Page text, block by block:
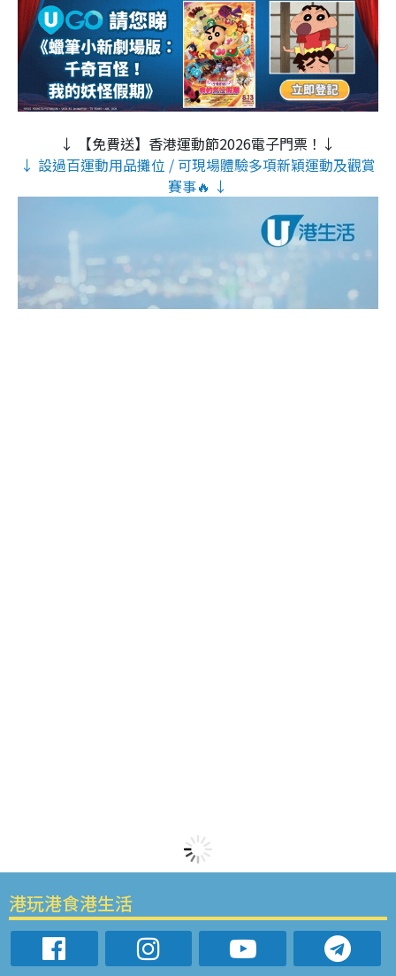
↓ 【免費送】香港運動節2026電子門票！↓
↓ 設過百運動用品攤位 / 可現場體驗多項新穎運動及觀賞
賽事🔥 ↓
港玩港食港生活